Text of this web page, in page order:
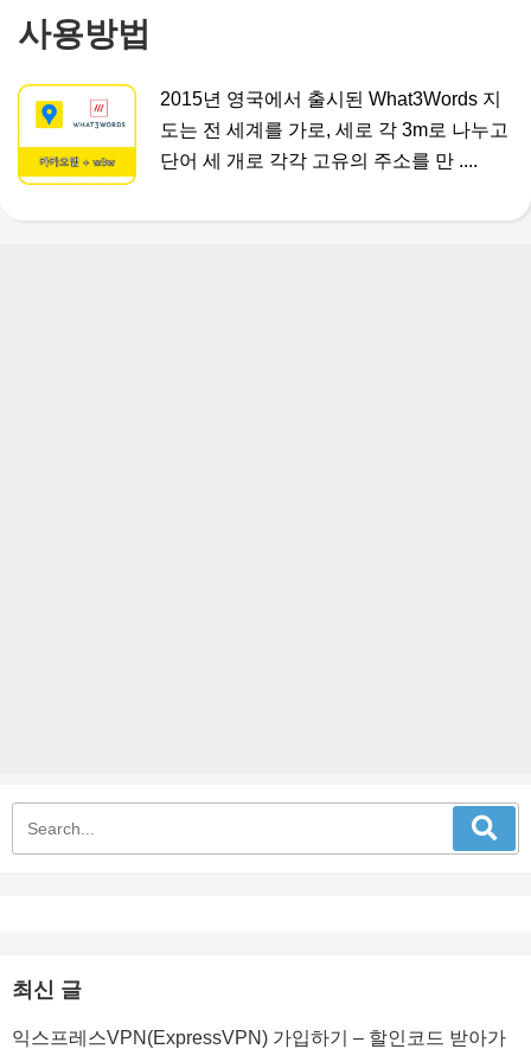
사용방법
2015년 영국에서 출시된 What3Words 지
도는 전 세계를 가로, 세로 각 3m로 나누고
단어 세 개로 각각 고유의 주소를 만 ....
최신 글
익스프레스VPN(ExpressVPN) 가입하기 – 할인코드 받아가